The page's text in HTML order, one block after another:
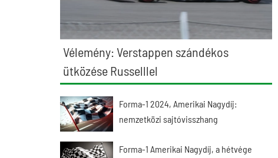
Vélemény: Verstappen szándékos
ütközése Russelllel
Forma-1 2024, Amerikai Nagydíj:
nemzetközi sajtóvisszhang
Forma-1 Amerikai Nagydíj, a hétvége